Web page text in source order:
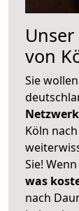
von
Sie
Netzwerk
Köln
Sie!
was
nach